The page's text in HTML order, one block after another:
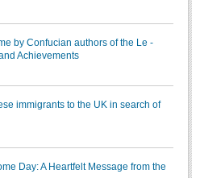
by Confucian authors of the Le -
Achievements
immigrants to the UK in search of
Day: A Heartfelt Message from the